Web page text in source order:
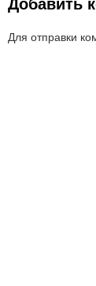
Добавить
Для отправки